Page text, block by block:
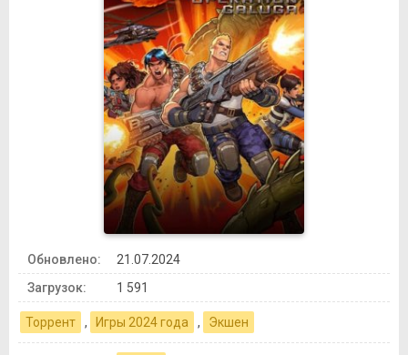
Обновлено:
21.07.2024
Загрузок:
1 591
Торрент , Игры 2024 года , Экшен